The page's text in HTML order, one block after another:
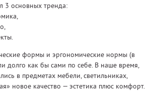
3 основных тренда:
формы и эргономические нормы (в
долго как бы сами по себе. В наше время,
в предметах мебели, светильниках,
новое качество — эстетика плюс комфорт.